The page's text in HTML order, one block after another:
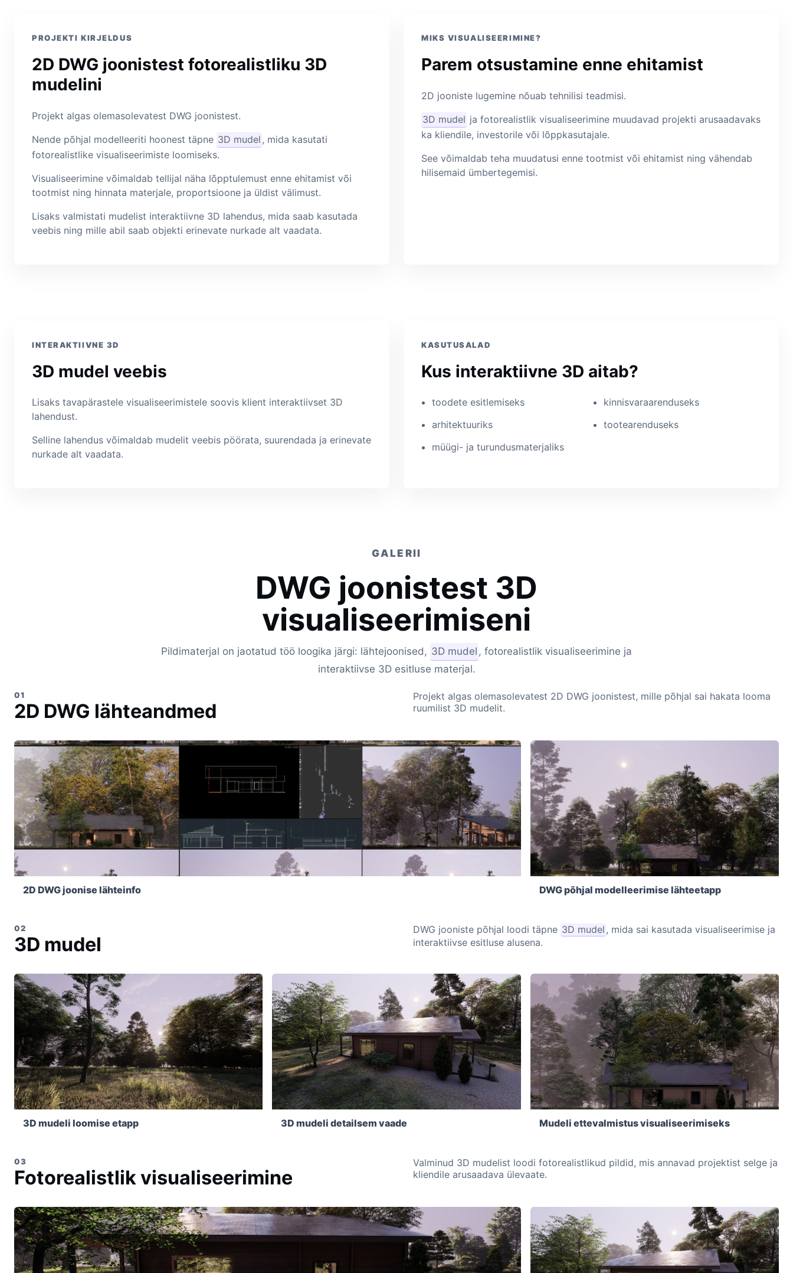
PROJEKTI KIRJELDUS
2D DWG joonistest fotorealistliku 3D
mudelini
Projekt algas olemasolevatest DWG joonistest.
Nende põhjal modelleeriti hoonest täpne 3D mudel , mida kasutati
fotorealistlike visualiseerimiste loomiseks.
Visualiseerimine võimaldab tellijal näha lõpptulemust enne ehitamist või
tootmist ning hinnata materjale, proportsioone ja üldist välimust.
Lisaks valmistati mudelist interaktiivne 3D lahendus, mida saab kasutada
veebis ning mille abil saab objekti erinevate nurkade alt vaadata.
MIKS VISUALISEERIMINE?
Parem otsustamine enne ehitamist
2D jooniste lugemine nõuab tehnilisi teadmisi.
3D mudel ja fotorealistlik visualiseerimine muudavad projekti arusaadavaks
ka kliendile, investorile või lõppkasutajale.
See võimaldab teha muudatusi enne tootmist või ehitamist ning vähendab
hilisemaid ümbertegemisi.
INTERAKTIIVNE 3D
3D mudel veebis
Lisaks tavapärastele visualiseerimistele soovis klient interaktiivset 3D
lahendust.
Selline lahendus võimaldab mudelit veebis pöörata, suurendada ja erinevate
nurkade alt vaadata.
KASUTUSALAD
Kus interaktiivne 3D aitab?
toodete esitlemiseks
kinnisvaraarenduseks
arhitektuuriks
tootearenduseks
müügi- ja turundusmaterjaliks
GALERII
DWG joonistest 3D
visualiseerimiseni
Pildimaterjal on jaotatud töö loogika järgi: lähtejoonised, 3D mudel , fotorealistlik visualiseerimine ja
interaktiivse 3D esitluse materjal.
01
2D DWG lähteandmed
Projekt algas olemasolevatest 2D DWG joonistest, mille põhjal sai hakata looma
ruumilist 3D mudelit.
2D DWG joonise lähteinfo DWG põhjal modelleerimise lähteetapp
02
3D mudel
DWG jooniste põhjal loodi täpne 3D mudel , mida sai kasutada visualiseerimise ja
interaktiivse esitluse alusena.
3D mudeli loomise etapp 3D mudeli detailsem vaade Mudeli ettevalmistus visualiseerimiseks
03
Fotorealistlik visualiseerimine
Valminud 3D mudelist loodi fotorealistlikud pildid, mis annavad projektist selge ja
kliendile arusaadava ülevaate.